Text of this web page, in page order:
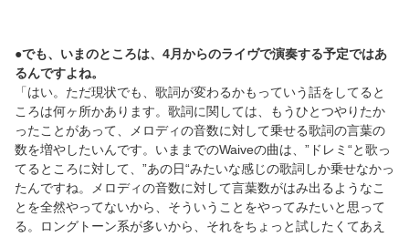
●でも、いまのところは、4月からのライヴで演奏する予定ではあ
るんですよね。
「はい。ただ現状でも、歌詞が変わるかもっていう話をしてると
ころは何ヶ所かあります。歌詞に関しては、もうひとつやりたか
ったことがあって、メロディの音数に対して乗せる歌詞の言葉の
数を増やしたいんです。いままでのWaiveの曲は、”ドレミ“と歌っ
てるところに対して、”あの日“みたいな感じの歌詞しか乗せなかっ
たんですね。メロディの音数に対して言葉数がはみ出るようなこ
とを全然やってないから、そういうことをやってみたいと思って
る。ロングトーン系が多いから、それをちょっと試したくてあえ